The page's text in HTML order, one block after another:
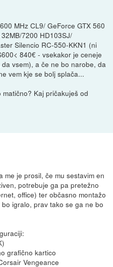
MHz CL9/ GeForce GTX 560
7200 HD103SJ/
Silencio RC-550-KKN1 (ni
840€ - vsekakor je ceneje
vsem), a če ne bo narobe, da
vem kje se bolj splača...
Kaj pričakuješ od
me je prosil, če mu sestavim en
potrebuje ga pa pretežno
office) ter občasno montažo
igralo, prav tako se ga ne bo
grafično kartico
Vengeance